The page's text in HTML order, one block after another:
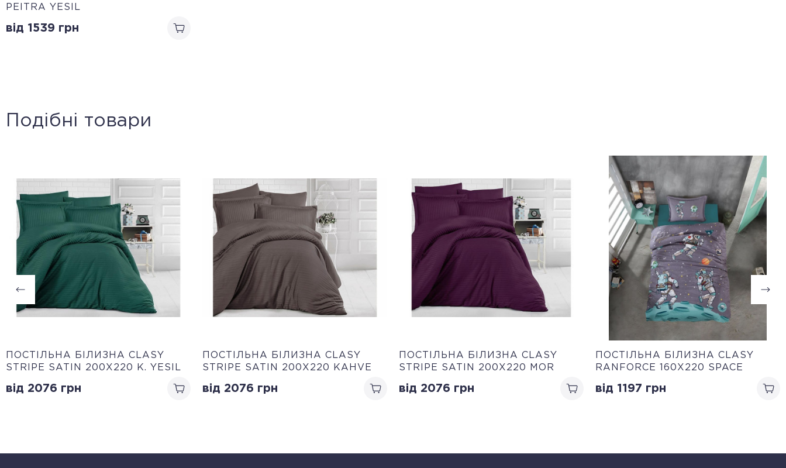
PEITRA YESIL
від 1539 грн
Подібні товари
ПОСТІЛЬНА БІЛИЗНА CLASY
STRIPE SATIN 200Х220 K. YESIL
від 2076 грн
ПОСТІЛЬНА БІЛИЗНА CLASY
STRIPE SATIN 200Х220 KAHVE
від 2076 грн
ПОСТІЛЬНА БІЛИЗНА CLASY
STRIPE SATIN 200Х220 MOR
від 2076 грн
ПОСТІЛЬНА БІЛИЗНА CLASY
RANFORCE 160Х220 SPACE
від 1197 грн